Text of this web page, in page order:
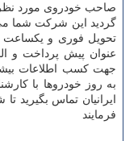
صاحب خودروی مورد نظر
گردید این شرکت شما می
تحویل فوری و یکساعت
عنوان پیش پرداخت و
جهت کسب اطلاعات
به روز خودروها با
ایرانیان تماس بگیرید
فرمایند